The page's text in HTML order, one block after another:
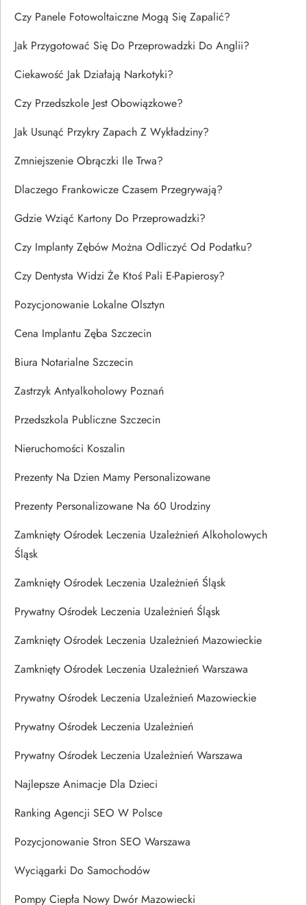
Czy Panele Fotowoltaiczne Mogą Się Zapalić?
Jak Przygotować Się Do Przeprowadzki Do Anglii?
Ciekawość Jak Działają Narkotyki?
Czy Przedszkole Jest Obowiązkowe?
Jak Usunąć Przykry Zapach Z Wykładziny?
Zmniejszenie Obrączki Ile Trwa?
Dlaczego Frankowicze Czasem Przegrywają?
Gdzie Wziąć Kartony Do Przeprowadzki?
Czy Implanty Zębów Można Odliczyć Od Podatku?
Czy Dentysta Widzi Że Ktoś Pali E-Papierosy?
Pozycjonowanie Lokalne Olsztyn
Cena Implantu Zęba Szczecin
Biura Notarialne Szczecin
Zastrzyk Antyalkoholowy Poznań
Przedszkola Publiczne Szczecin
Nieruchomości Koszalin
Prezenty Na Dzien Mamy Personalizowane
Prezenty Personalizowane Na 60 Urodziny
Zamknięty Ośrodek Leczenia Uzależnień Alkoholowych
Śląsk
Zamknięty Ośrodek Leczenia Uzależnień Śląsk
Prywatny Ośrodek Leczenia Uzależnień Śląsk
Zamknięty Ośrodek Leczenia Uzależnień Mazowieckie
Zamknięty Ośrodek Leczenia Uzależnień Warszawa
Prywatny Ośrodek Leczenia Uzależnień Mazowieckie
Prywatny Ośrodek Leczenia Uzależnień
Prywatny Ośrodek Leczenia Uzależnień Warszawa
Najlepsze Animacje Dla Dzieci
Ranking Agencji SEO W Polsce
Pozycjonowanie Stron SEO Warszawa
Wyciągarki Do Samochodów
Pompy Ciepła Nowy Dwór Mazowiecki